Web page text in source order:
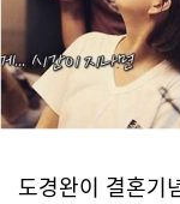
도경완이 결혼기